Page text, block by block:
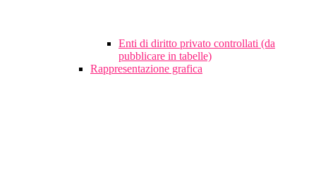
Enti di diritto privato controllati (da
pubblicare in tabelle)
Rappresentazione grafica